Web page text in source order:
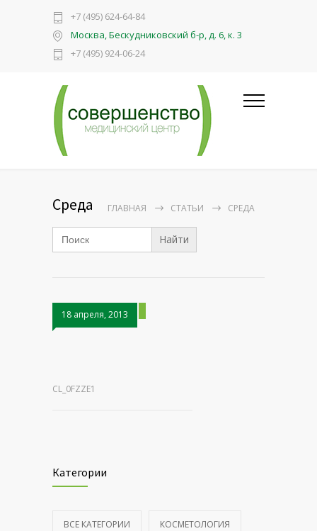
+7 (495) 624-64-84
Москва, Бескудниковский б-р, д. 6, к. 3
+7 (495) 924-06-24
Среда ГЛАВНАЯ СТАТЬИ СРЕДА
Search
for:
18 апреля, 2013
CL_0FZZE1
Категории
ВСЕ КАТЕГОРИИ КОСМЕТОЛОГИЯ